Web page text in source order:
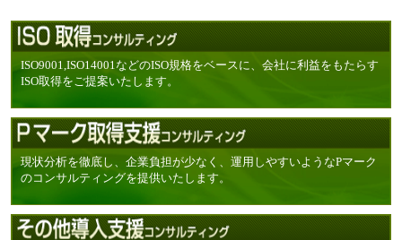
ISO9001,ISO14001などのISO規格をベースに、会社に利益をもたらす
ISO取得をご提案いたします。
現状分析を徹底し、企業負担が少なく、運用しやすいようなPマーク
のコンサルティングを提供いたします。